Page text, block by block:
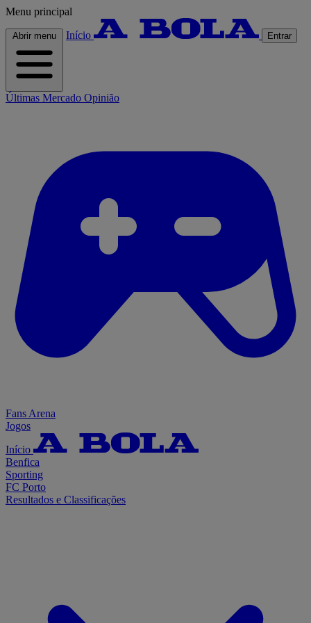
Menu principal
Abrir menu Início Entrar
Últimas Mercado Opinião
Fans Arena
Jogos
Início
Benfica
Sporting
FC Porto
Resultados e Classificações